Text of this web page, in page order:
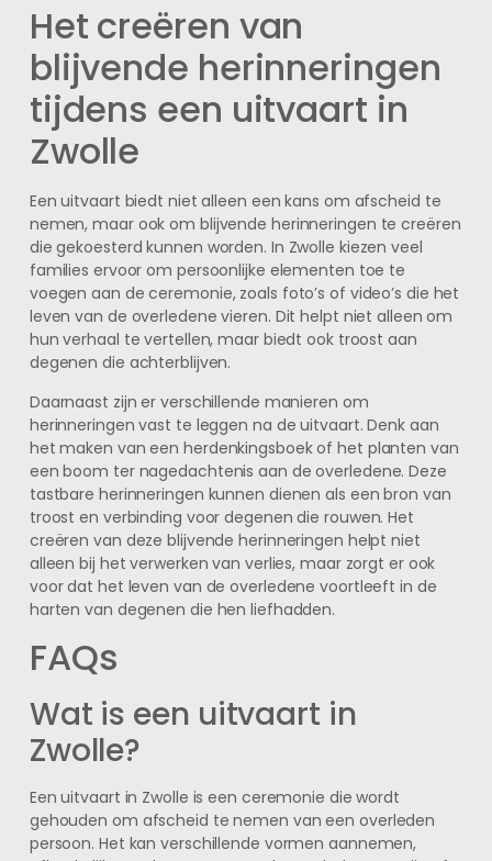
Het creëren van
blijvende herinneringen
tijdens een uitvaart in
Zwolle
Een uitvaart biedt niet alleen een kans om afscheid te
nemen, maar ook om blijvende herinneringen te creëren
die gekoesterd kunnen worden. In Zwolle kiezen veel
families ervoor om persoonlijke elementen toe te
voegen aan de ceremonie, zoals foto’s of video’s die het
leven van de overledene vieren. Dit helpt niet alleen om
hun verhaal te vertellen, maar biedt ook troost aan
degenen die achterblijven.
Daarnaast zijn er verschillende manieren om
herinneringen vast te leggen na de uitvaart. Denk aan
het maken van een herdenkingsboek of het planten van
een boom ter nagedachtenis aan de overledene. Deze
tastbare herinneringen kunnen dienen als een bron van
troost en verbinding voor degenen die rouwen. Het
creëren van deze blijvende herinneringen helpt niet
alleen bij het verwerken van verlies, maar zorgt er ook
voor dat het leven van de overledene voortleeft in de
harten van degenen die hen liefhadden.
FAQs
Wat is een uitvaart in
Zwolle?
Een uitvaart in Zwolle is een ceremonie die wordt
gehouden om afscheid te nemen van een overleden
persoon. Het kan verschillende vormen aannemen,